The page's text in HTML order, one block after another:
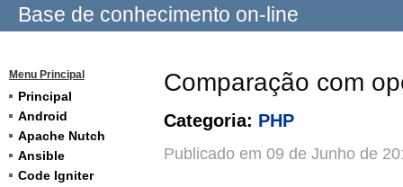
Base de conhecimento on-line
Menu Principal
Principal
Android
Apache Nutch
Ansible
Code Igniter
Comparação com
Categoria: PHP
Publicado em 09 de Junho de